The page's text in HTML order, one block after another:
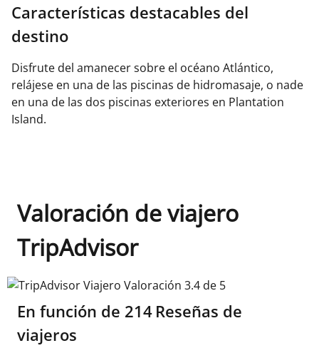
Características destacables del
destino
Disfrute del amanecer sobre el océano Atlántico,
relájese en una de las piscinas de hidromasaje, o nade
en una de las dos piscinas exteriores en Plantation
Island.
Valoración de viajero
TripAdvisor
TripAdvisor Viajero Valoración 3.4 de 5
En función de 214 Reseñas de
viajeros